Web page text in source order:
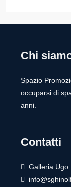
Chi
Spazio
occuparsi di
anni.
Contatti
Galleria Ugo